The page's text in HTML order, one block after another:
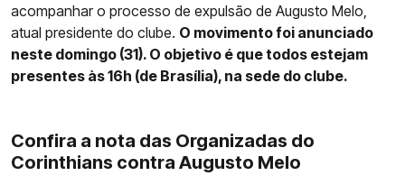
acompanhar o processo de expulsão de Augusto Melo,
atual presidente do clube. O movimento foi anunciado
neste domingo (31). O objetivo é que todos estejam
presentes às 16h (de Brasília), na sede do clube.
Confira a nota das Organizadas do
Corinthians contra Augusto Melo